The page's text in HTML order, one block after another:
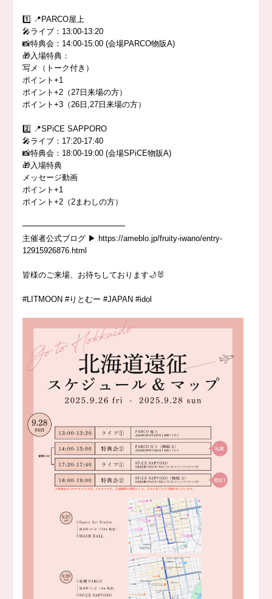
1️⃣ 📍PARCO屋上
🎤ライブ：13:00-13:20
📸特典会：14:00-15:00 (会場PARCO物販A)
🎁入場特典：
写メ（トーク付き）
ポイント+1
ポイント+2（27日来場の方）
ポイント+3（26日,27日来場の方）
2️⃣ 📍SPiCE SAPPORO
🎤ライブ：17:20-17:40
📸特典会：18:00-19:00 (会場SPiCE物販A)
🎁入場特典
メッセージ動画
ポイント+1
ポイント+2（2まわしの方）
━━━━━━━━━━━━━
主催者公式ブログ ▶︎ https://ameblo.jp/fruity-iwano/entry-
12915926876.html
皆様のご来場、お待ちしております🌙🐰
#LITMOON #りとむー #JAPAN #idol